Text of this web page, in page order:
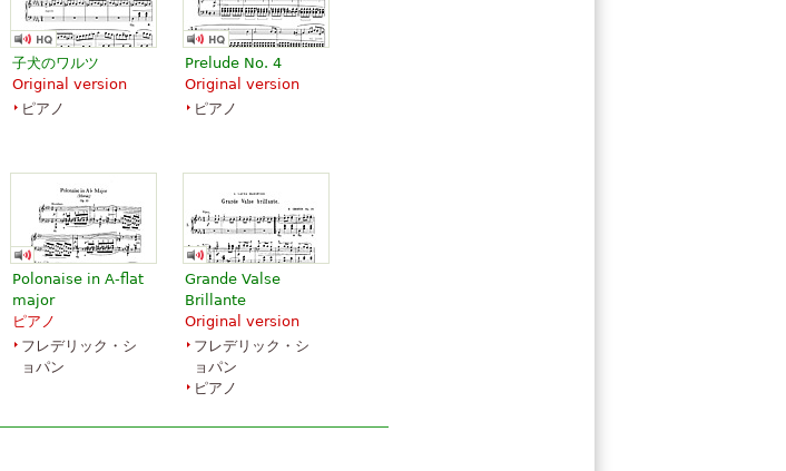
子犬のワルツ
Original version
ピアノ
Prelude No. 4
Original version
ピアノ
Polonaise in A-flat
major
ピアノ
フレデリック・シ
ョパン
Grande Valse
Brillante
Original version
フレデリック・シ
ョパン
ピアノ